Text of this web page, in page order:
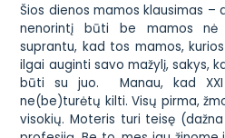
Šios dienos mamos klausimas –
nenorintį būti be mamos nė
suprantu, kad tos mamos,
ilgai auginti savo mažylį, sakys,
būti su juo. Manau, kad XXI
ne(be)turėtų kilti. Visų pirma,
visokių. Moteris turi teisę